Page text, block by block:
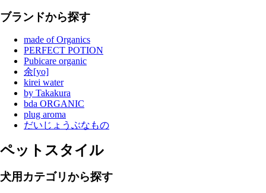
ブランドから探す
made of Organics
PERFECT POTION
Pubicare organic
余[yo]
kirei water
by Takakura
bda ORGANIC
plug aroma
だいじょうぶなもの
ペットスタイル
犬用カテゴリから探す